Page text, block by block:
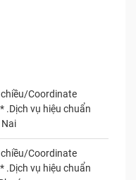
Coordinate
.Dịch vụ hiệu chuẩn
Coordinate
.Dịch vụ hiệu chuẩn